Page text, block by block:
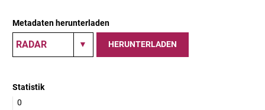
Metadaten herunterladen
HERUNTERLADEN
Statistik
0